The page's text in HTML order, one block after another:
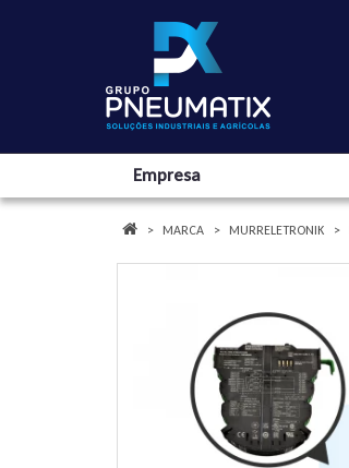
Empresa
MARCA MURRELETRONIK